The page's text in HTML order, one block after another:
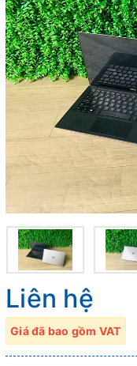
Liên hệ
Giá đã bao gồm VAT